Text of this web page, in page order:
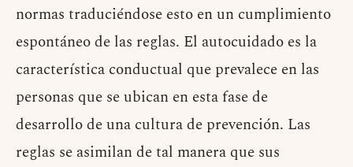
normas traduciéndose esto en un cumplimiento
espontáneo de las reglas. El autocuidado es la
característica conductual que prevalece en las
personas que se ubican en esta fase de
desarrollo de una cultura de prevención. Las
reglas se asimilan de tal manera que sus